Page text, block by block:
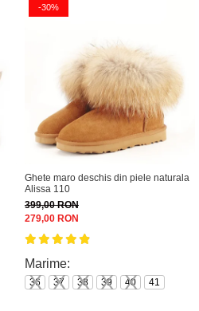
-30%
Ghete maro deschis din piele naturala
Alissa 110
399,00 RON
279,00 RON
Marime:
36 37 38 39 40 41